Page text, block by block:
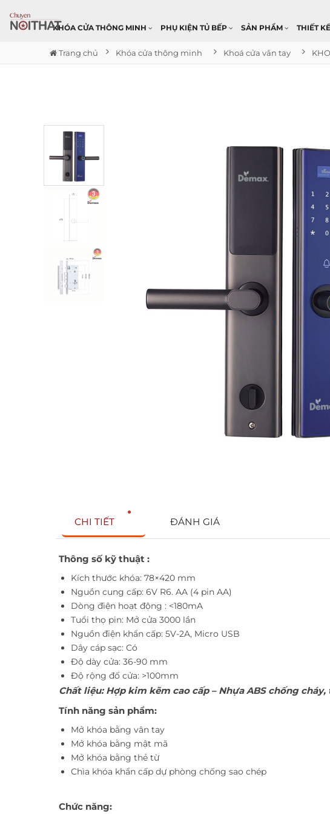
KHÓA CỬA THÔNG MINH PHỤ KIỆN TỦ BẾP SẢN PHẨM THIẾT
Trang chủ Khóa cửa thông minh Khoá cửa vân tay
CHI TIẾT ĐÁNH GIÁ
Thông số kỹ thuật :
Kích thước khóa: 78×420 mm
Nguồn cung cấp: 6V R6. AA (4 pin AA)
Dòng điện hoạt động : <180mA
Tuổi thọ pin: Mở cửa 3000 lần
Nguồn điện khẩn cấp: 5V-2A, Micro USB
Dây cáp sạc: Có
Độ dày cửa: 36-90 mm
Độ rộng đố cửa: >100mm
Chất liệu: Hợp kim kẽm cao cấp – Nhựa ABS chống
Tính năng sản phẩm:
Mở khóa bằng vân tay
Mở khóa bằng mật mã
Mở khóa bằng thẻ từ
Chìa khóa khẩn cấp dự phòng chống sao chép
Chức năng: